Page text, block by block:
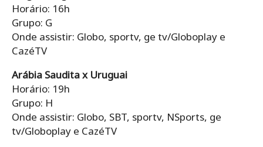
Horário: 16h
Grupo: G
Onde assistir: Globo, sportv, ge tv/Globoplay e
CazéTV
Arábia Saudita x Uruguai
Horário: 19h
Grupo: H
Onde assistir: Globo, SBT, sportv, NSports, ge
tv/Globoplay e CazéTV